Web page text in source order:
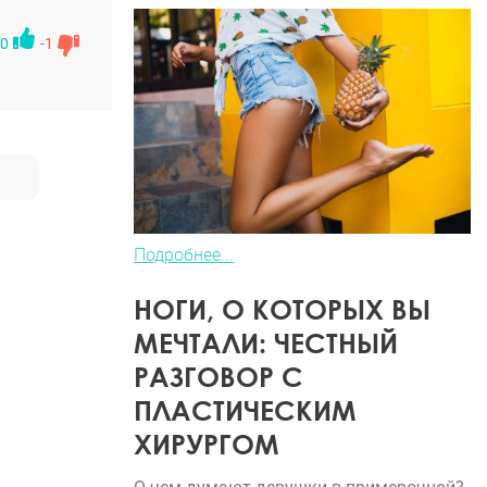
себя
0 -1
Подробнее...
НОГИ, О КОТОРЫХ ВЫ
МЕЧТАЛИ: ЧЕСТНЫЙ
РАЗГОВОР С
ПЛАСТИЧЕСКИМ
ХИРУРГОМ